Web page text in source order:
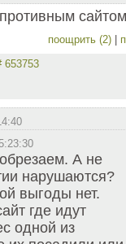
поощрить (2)
653753
А не
нарушаются?
выгоды нет.
где идут
одной из